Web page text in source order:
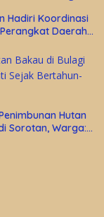
Hadiri Koordinasi
Daerah
Hutan
Sorotan, Warga: